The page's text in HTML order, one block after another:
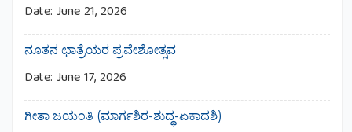
Date: June 21, 2026
ನೂತನ ಛಾತ್ರೆಯರ ಪ್ರವೇಶೋತ್ಸವ
Date: June 17, 2026
ಗೀತಾ ಜಯಂತಿ (ಮಾರ್ಗಶಿರ-ಶುದ್ಧ-ಏಕಾದಶಿ)